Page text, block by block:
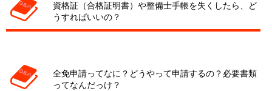
資格証（合格証明書）や整備士手帳を失くしたら、ど
うすればいいの？
全免申請ってなに？どうやって申請するの？必要書類
ってなんだっけ？